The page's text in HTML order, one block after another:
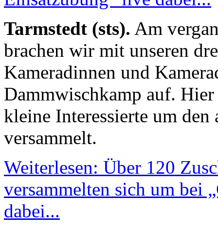
Tarmstedt (sts). Am
brachen wir mit unseren
Kameradinnen und
Dammwischkamp auf.
kleine Interessierte um den
versammelt.
Weiterlesen: Über 120
versammelten sich um bei
dabei...